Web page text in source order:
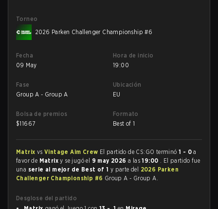
Torneo
2026 Parken Challenger Championship #6
Fecha
09 May
Hora de inicio
19:00
Fase
Group A - Group A
Ubicación
EU
Bolsa de premios
$11667
Formato
Best of 1
Matrix vsVintage Aim Crew El partido de CS:GO terminó1 - 0 a
favor de Matrixy se jugó el 9 may 2026a las19:00 . El partido fue
una serie al mejor de Best of 1 y parte del 2026 Parken
Challenger Championship #6 Group A - Group A.
Desglose del partido